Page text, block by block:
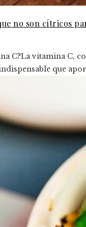
no son cítricos
C?La vitamina C,
que